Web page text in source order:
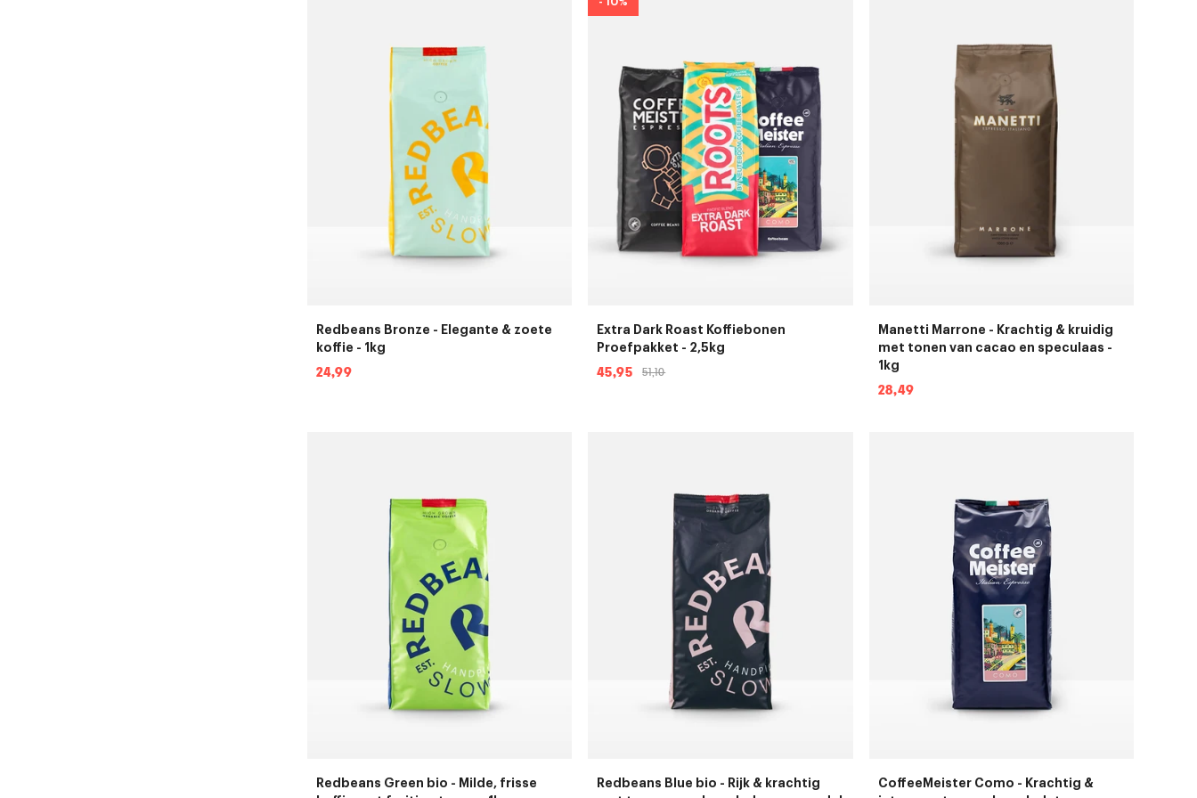
Redbeans Bronze - Elegante & zoete
koffie - 1kg
Normale
24,99
Extra Dark Roast Koffiebonen
Proefpakket - 2,5kg
Aanbiedingsprijs
45,95
Normale
51,10
Manetti Marrone - Krachtig & kruidig
met tonen van cacao en speculaas -
1kg
Normale
28,49
Redbeans Green bio - Milde, frisse
Redbeans Blue bio - Rijk & krachtig
CoffeeMeister Como - Krachtig &